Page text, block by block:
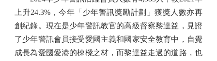
上升24.3%，今年「少年警訊獎勵計劃」獲獎人數亦再
創紀錄。現在是少年警訊教官的高級督察黎達益，見證
了少年警訊會員接受愛國主義和國家安全教育中，自覺
成長為愛國愛港的棟樑之材，而黎達益走過的道路，也